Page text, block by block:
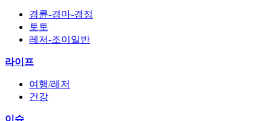
경륜-경마-경정
토토
레저-조이일반
라이프
여행/레저
건강
이슈